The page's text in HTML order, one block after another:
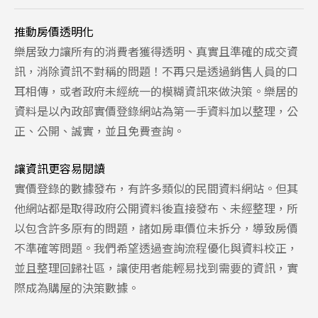
推動房價透明化
樂居致力讓所有的消費者獲得透明、真實且準確的成交資
訊，消除資訊不對稱的問題！不再只是透過銷售人員的口
耳相傳，或者政府未經統一的模糊資訊來做決策。樂居的
資料是以內政部實價登錄網站為第一手資料加以整理，公
正、公開、誠實，並且免費查詢。
讓資訊更容易閱讀
實價登錄的數據發布，有許多類似的民間資料網站。但其
他網站都是取得政府公開資料後直接發布、未經整理，所
以包含許多原有的問題，諸如房車價位未拆分，導致房價
不準確等問題。我們希望透過查詢流程優化與資料校正，
並且整理回歸社區，讓使用者能輕易找到需要的資訊，實
際成為購屋的決策數據。